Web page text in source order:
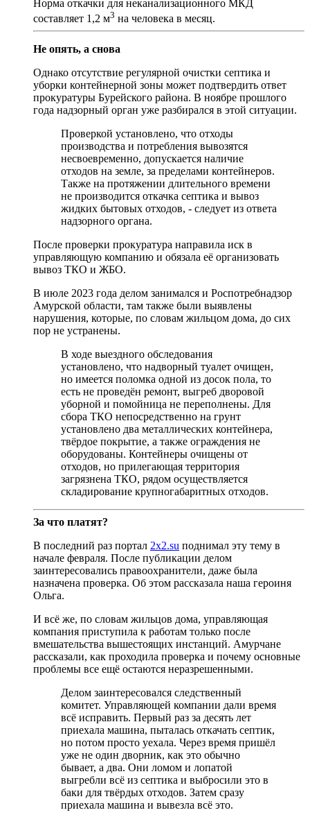
Норма откачки для неканализационного МКД
составляет 1,2 м3 на человека в месяц.
Не опять, а снова
Однако отсутствие регулярной очистки септика и
уборки контейнерной зоны может подтвердить ответ
прокуратуры Бурейского района. В ноябре прошлого
года надзорный орган уже разбирался в этой ситуации.
Проверкой установлено, что отходы
производства и потребления вывозятся
несвоевременно, допускается наличие
отходов на земле, за пределами контейнеров.
Также на протяжении длительного времени
не производится откачка септика и вывоз
жидких бытовых отходов, - следует из ответа
надзорного органа.
После проверки прокуратура направила иск в
управляющую компанию и обязала её организовать
вывоз ТКО и ЖБО.
В июле 2023 года делом занимался и Роспотребнадзор
Амурской области, там также были выявлены
нарушения, которые, по словам жильцом дома, до сих
пор не устранены.
В ходе выездного обследования
установлено, что надворный туалет очищен,
но имеется поломка одной из досок пола, то
есть не проведён ремонт, выгреб дворовой
уборной и помойница не переполнены. Для
сбора ТКО непосредственно на грунт
установлено два металлических контейнера,
твёрдое покрытие, а также ограждения не
оборудованы. Контейнеры очищены от
отходов, но прилегающая территория
загрязнена ТКО, рядом осуществляется
складирование крупногабаритных отходов.
За что платят?
В последний раз портал 2х2.su поднимал эту тему в
начале февраля. После публикации делом
заинтересовались правоохранители, даже была
назначена проверка. Об этом рассказала наша героиня
Ольга.
И всё же, по словам жильцов дома, управляющая
компания приступила к работам только после
вмешательства вышестоящих инстанций. Амурчане
рассказали, как проходила проверка и почему основные
проблемы все ещё остаются неразрешенными.
Делом заинтересовался следственный
комитет. Управляющей компании дали время
всё исправить. Первый раз за десять лет
приехала машина, пыталась откачать септик,
но потом просто уехала. Через время пришёл
уже не один дворник, как это обычно
бывает, а два. Они ломом и лопатой
выгребли всё из септика и выбросили это в
баки для твёрдых отходов. Затем сразу
приехала машина и вывезла всё это.